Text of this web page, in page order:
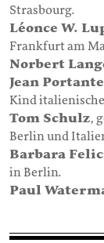
Strasbourg.
Léonce W.
Frankfurt am
Norbert
Jean Portante
Kind
Tom Schulz,
Berlin und
Barbara
in Berlin.
Paul